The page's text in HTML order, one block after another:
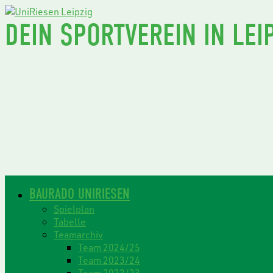
DEIN SPORTVEREIN IN
BAURADO UNIRIESEN
Spielplan
Tabelle
Teamarchiv
Team 2024/25
Team 2023/24